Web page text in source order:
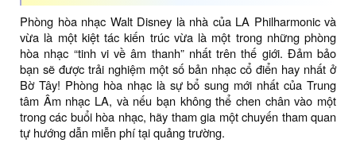
Phòng hòa nhạc Walt Disney là nhà của LA Philharmonic và
vừa là một kiệt tác kiến ​​trúc vừa là một trong những phòng
hòa nhạc “tinh vi về âm thanh” nhất trên thế giới. Đảm bảo
bạn sẽ được trải nghiệm một số bản nhạc cổ điển hay nhất ở
Bờ Tây! Phòng hòa nhạc là sự bổ sung mới nhất của Trung
tâm Âm nhạc LA, và nếu bạn không thể chen chân vào một
trong các buổi hòa nhạc, hãy tham gia một chuyến tham quan
tự hướng dẫn miễn phí tại quảng trường.